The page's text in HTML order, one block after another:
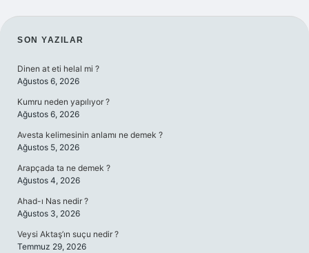
SIDEBAR
SON YAZILAR
Dinen at eti helal mi ?
Ağustos 6, 2026
Kumru neden yapılıyor ?
Ağustos 6, 2026
Avesta kelimesinin anlamı ne demek ?
Ağustos 5, 2026
Arapçada ta ne demek ?
Ağustos 4, 2026
Ahad-ı Nas nedir ?
Ağustos 3, 2026
Veysi Aktaş’ın suçu nedir ?
Temmuz 29, 2026